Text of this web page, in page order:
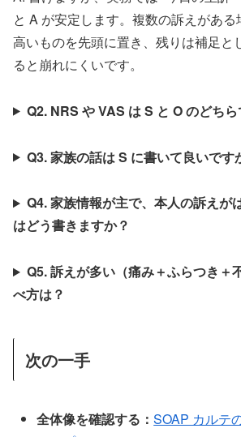
と A が安定します。複数の訴えがあ
高いものを先頭に置き、残りは補足と
ると崩れにくいです。
Q2. NRS や VAS は S と O のどちら
Q3. 家族の話は S に書いて良いです
Q4. 家族情報が主で、本人の訴えが
はどう書きますか？
Q5. 訴えが多い（痛み＋ふらつき＋
べ方は？
次の一手
全体像を確認する：SOAP カルテ